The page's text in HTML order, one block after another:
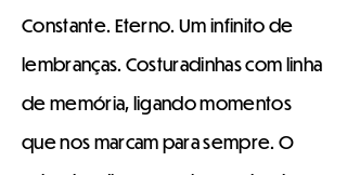
Constante. Eterno. Um infinito de
lembranças. Costuradinhas com linha
de memória, ligando momentos
que nos marcam para sempre. O